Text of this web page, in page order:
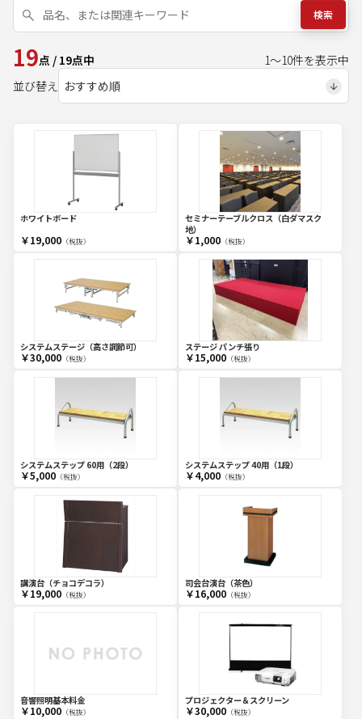
検索
19点 / 19点中 1～10件を表示中
並び替え
ホワイトボード
￥19,000（税抜）
セミナーテーブルクロス（白ダマスク
地）
￥1,000（税抜）
システムステージ（高さ調節可）
￥30,000（税抜）
ステージ パンチ張り
￥15,000（税抜）
システムステップ 60用（2段）
￥5,000（税抜）
システムステップ 40用（1段）
￥4,000（税抜）
講演台（チョコデコラ）
￥19,000（税抜）
司会台演台（茶色）
￥16,000（税抜）
音響照明基本料金
￥10,000（税抜）
プロジェクター＆スクリーン
￥30,000（税抜）